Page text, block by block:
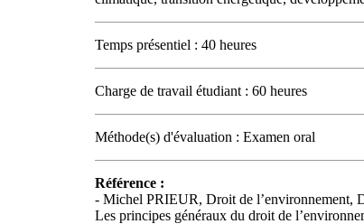
Temps présentiel : 40 heures
Charge de travail étudiant : 60 heures
Méthode(s) d'évaluation : Examen oral
Référence :
- Michel PRIEUR, Droit de l’environnement,
Les principes généraux du droit de